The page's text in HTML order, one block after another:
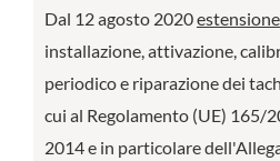
Dal 12 agosto 2020estensione
installazione, attivazione,
periodico e riparazione dei
cui al Regolamento (UE) 165/
2014 e in particolare